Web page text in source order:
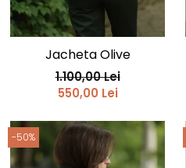
Jacheta Olive
1.100,00 Lei
550,00 Lei
-50%